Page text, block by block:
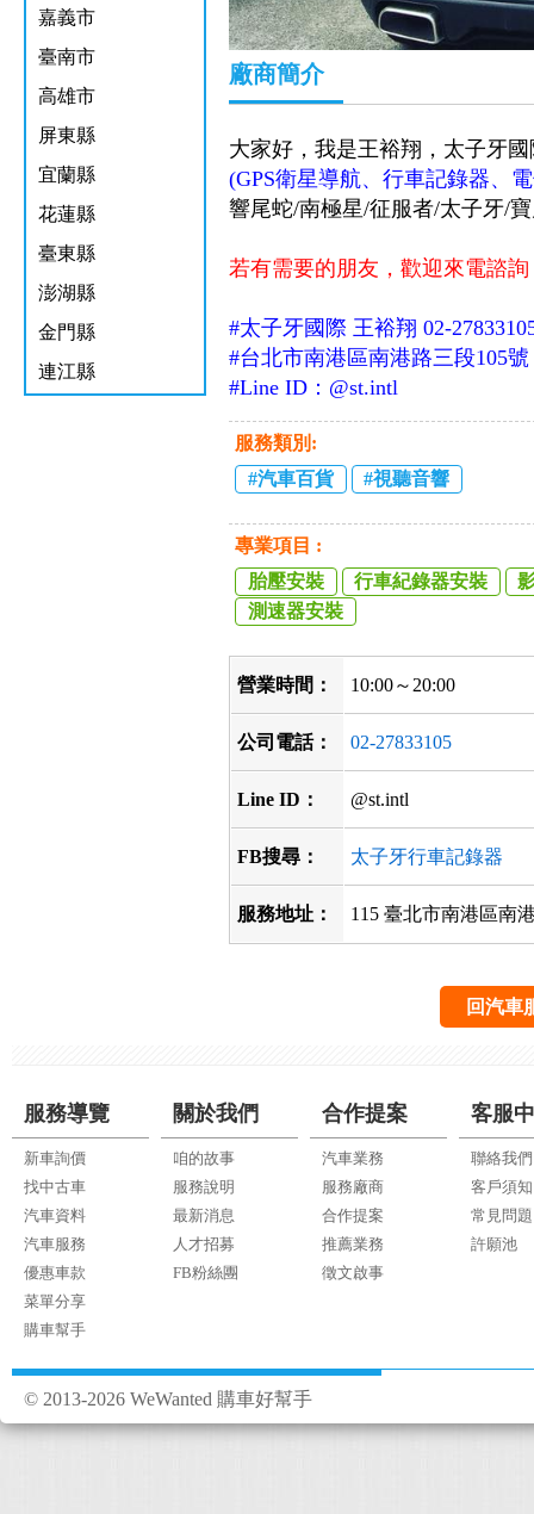
嘉義市
臺南市
高雄市
屏東縣
宜蘭縣
花蓮縣
臺東縣
澎湖縣
金門縣
連江縣
廠商簡介
大家好，我是王裕翔，太子牙
(GPS衛星導航、行車記錄器、
響尾蛇/南極星/征服者/太子牙/
若有需要的朋友，歡迎來電諮詢
#太子牙國際 王裕翔 02-
#台北市南港區南港路三段105號
#Line ID：@st.intl
服務類別:
汽車百貨
視聽音響
專業項目 :
胎壓安裝
行車紀錄器安裝
測速器安裝
營業時間： 10:00～20:00
公司電話： 02-27833105
Line ID： @st.intl
FB搜尋： 太子牙行車記錄器
服務地址： 115 臺北市南港區南
回汽車
服務導覽
新車詢價
找中古車
汽車資料
汽車服務
優惠車款
菜單分享
購車幫手
關於我們
咱的故事
服務說明
最新消息
人才招募
FB粉絲團
合作提案
汽車業務
服務廠商
合作提案
推薦業務
徵文啟事
客服
聯絡我們
客戶須知
常見問題
許願池
© 2013-2026 WeWanted 購車好幫手